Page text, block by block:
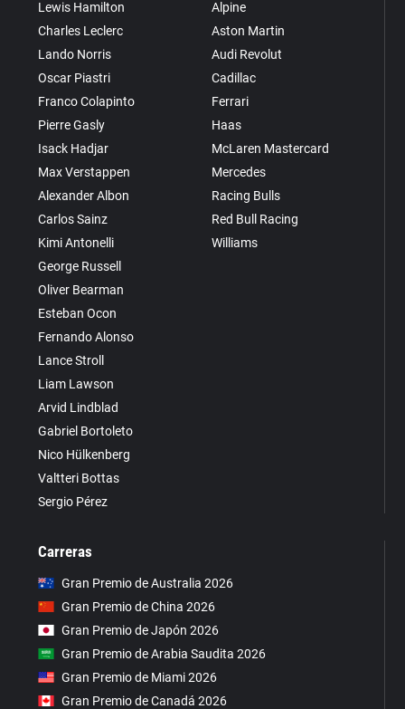
Lewis Hamilton
Charles Leclerc
Lando Norris
Oscar Piastri
Franco Colapinto
Pierre Gasly
Isack Hadjar
Max Verstappen
Alexander Albon
Carlos Sainz
Kimi Antonelli
George Russell
Oliver Bearman
Esteban Ocon
Fernando Alonso
Lance Stroll
Liam Lawson
Arvid Lindblad
Gabriel Bortoleto
Nico Hülkenberg
Valtteri Bottas
Sergio Pérez
Alpine
Aston Martin
Audi Revolut
Cadillac
Ferrari
Haas
McLaren Mastercard
Mercedes
Racing Bulls
Red Bull Racing
Williams
Carreras
Gran Premio de Australia 2026
Gran Premio de China 2026
Gran Premio de Japón 2026
Gran Premio de Arabia Saudita 2026
Gran Premio de Miami 2026
Gran Premio de Canadá 2026